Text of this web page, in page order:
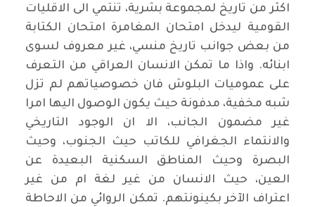
اكثر من تاريخ لمجموعة بشرية، تنتمي الى الاقليات
القومية ليدخل امتحان المغامرة امتحان الكتابة
من بعض جوانب تاريخ منسي، غير معروف لسوى
ابنائه. واذا ما تمكن الانسان العراقي من التعرف
على عموميات البلوش فان خصوصياتهم لم تزل
شبه مخفية، مدفونة حيث يكون الوصول اليها امرا
غير مضمون الجانب، الا ان الوجود التاريخي
والانتماء الجغرافي للكاتب حيث الجنوب، وحيث
البصرة وحيث المناطق السكنية البعيدة عن
العين، حيث الانسان من غير لغة ام من غير
اعتراف الآخر بكينونتهم. تمكن الروائي من الاحاطة